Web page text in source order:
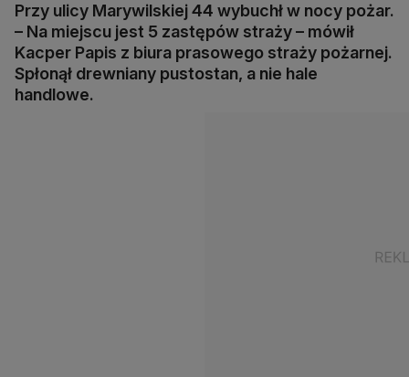
Przy ulicy Marywilskiej 44 wybuchł w nocy pożar.
– Na miejscu jest 5 zastępów straży – mówił
Kacper Papis z biura prasowego straży pożarnej.
Spłonął drewniany pustostan, a nie hale
handlowe.